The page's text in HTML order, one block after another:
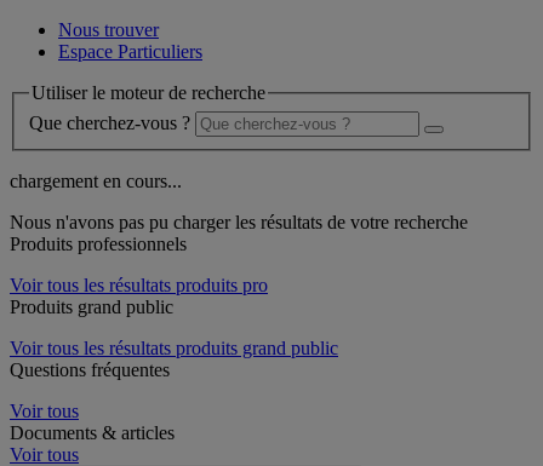
Nous trouver
Espace Particuliers
Utiliser le moteur de recherche
Que cherchez-vous ?
chargement en cours...
Nous n'avons pas pu charger les résultats de votre recherche
Produits professionnels
Voir tous les résultats produits pro
Produits grand public
Voir tous les résultats produits grand public
Questions fréquentes
Voir tous
Documents & articles
Voir tous